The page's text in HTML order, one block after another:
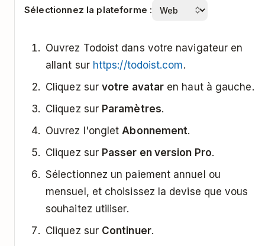
Sélectionnez la plateforme :
Ouvrez Todoist dans votre navigateur en
allant sur https://todoist.com.
Cliquez survotre avatar en haut à gauche.
Cliquez sur Paramètres.
Ouvrez l'ongletAbonnement.
Cliquez sur Passer en version Pro.
Sélectionnez un paiement annuel ou
mensuel, et choisissez la devise que vous
souhaitez utiliser.
Cliquez sur Continuer.